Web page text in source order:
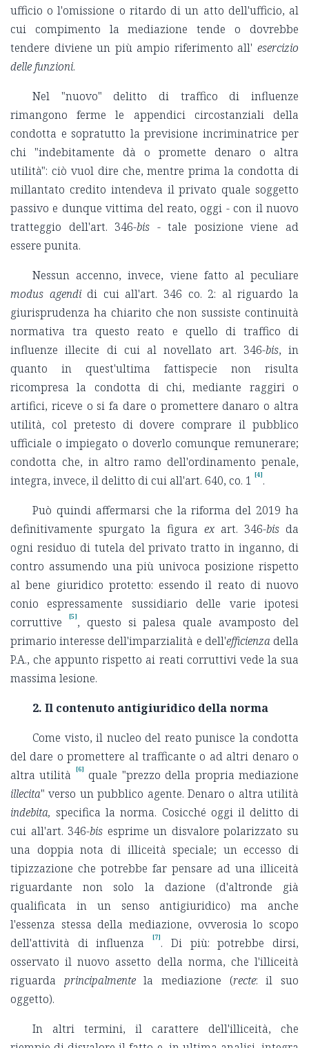
ufficio o l'omissione o ritardo di un atto dell'ufficio, al
cui compimento la mediazione tende o dovrebbe
tendere diviene un più ampio riferimento all' esercizio
delle funzioni.
Nel "nuovo" delitto di traffico di influenze
rimangono ferme le appendici circostanziali della
condotta e sopratutto la previsione incriminatrice per
chi "indebitamente dà o promette denaro o altra
utilità": ciò vuol dire che, mentre prima la condotta di
millantato credito intendeva il privato quale soggetto
passivo e dunque vittima del reato, oggi - con il nuovo
tratteggio dell'art. 346-bis - tale posizione viene ad
essere punita.
Nessun accenno, invece, viene fatto al peculiare
modus agendidi cui all'art. 346 co. 2: al riguardo la
giurisprudenza ha chiarito che non sussiste continuità
normativa tra questo reato e quello di traffico di
influenze illecite di cui al novellato art. 346-bis, in
quanto in quest'ultima fattispecie non risulta
ricompresa la condotta di chi, mediante raggiri o
artifici, riceve o si fa dare o promettere danaro o altra
utilità, col pretesto di dovere comprare il pubblico
ufficiale o impiegato o doverlo comunque remunerare;
condotta che, in altro ramo dell'ordinamento penale,
integra, invece, il delitto di cui all'art. 640, co. 1 [4].
Può quindi affermarsi che la riforma del 2019 ha
definitivamente spurgato la figura exart. 346-bis da
ogni residuo di tutela del privato tratto in inganno, di
contro assumendo una più univoca posizione rispetto
al bene giuridico protetto: essendo il reato di nuovo
conio espressamente sussidiario delle varie ipotesi
corruttive
[5], questo si palesa quale avamposto del
primario interesse dell'imparzialità e dell'efficienzadella
P.A., che appunto rispetto ai reati corruttivi vede la sua
massima lesione.
2. Il contenuto antigiuridico della norma
Come visto, il nucleo del reato punisce la condotta
del dare o promettere al trafficante o ad altri denaro o
altra utilità
[6]
quale "prezzo della propria mediazione
illecita" verso un pubblico agente. Denaro o altra utilità
indebita, specifica la norma. Cosicché oggi il delitto di
cui all'art. 346-bis esprime un disvalore polarizzato su
una doppia nota di illiceità speciale; un eccesso di
tipizzazione che potrebbe far pensare ad una illiceità
riguardante non solo la dazione (d'altronde già
qualificata in un senso antigiuridico) ma anche
l'essenza stessa della mediazione, ovverosia lo scopo
dell'attività di influenza
[7]. Di più: potrebbe dirsi,
osservato il nuovo assetto della norma, che l'illiceità
riguarda principalmentela mediazione (recte: il suo
oggetto).
In altri termini, il carattere dell'illiceità, che